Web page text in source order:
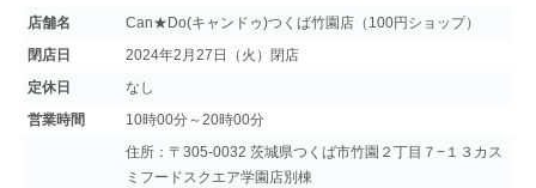
店舗名
Can★Do(キャンドゥ)つくば竹園店（100円ショップ）
閉店日
2024年2月27日（火）閉店
定休日
なし
営業時間
10時00分～20時00分
住所：〒305-0032 茨城県つくば市竹園２丁目７−１３カス
ミフードスクエア学園店別棟